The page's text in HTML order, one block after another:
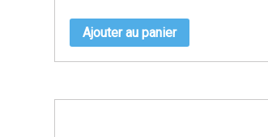
Ajouter au panier